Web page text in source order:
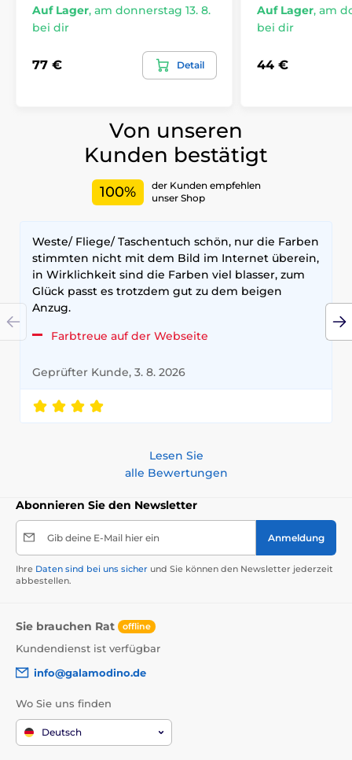
Auf Lager, am donnerstag 13. 8.
bei dir
77 € Detail
Auf Lager, am
bei dir
44 €
Von unseren
Kunden bestätigt
100%
der Kunden empfehlen
unser Shop
Weste/ Fliege/ Taschentuch schön, nur die Farben
stimmten nicht mit dem Bild im Internet überein,
in Wirklichkeit sind die Farben viel blasser, zum
Glück passt es trotzdem gut zu dem beigen
Anzug.
Farbtreue auf der Webseite
Geprüfter Kunde, 3. 8. 2026
Lesen Sie
alle Bewertungen
Abonnieren Sie den Newsletter
Gib deine E-Mail hier ein Anmeldung
Ihre Daten sind bei uns sicher und Sie können den Newsletter jederzeit
abbestellen.
Sie brauchen Rat offline
Kundendienst ist verfügbar
info@galamodino.de
Wo Sie uns finden
Deutsch